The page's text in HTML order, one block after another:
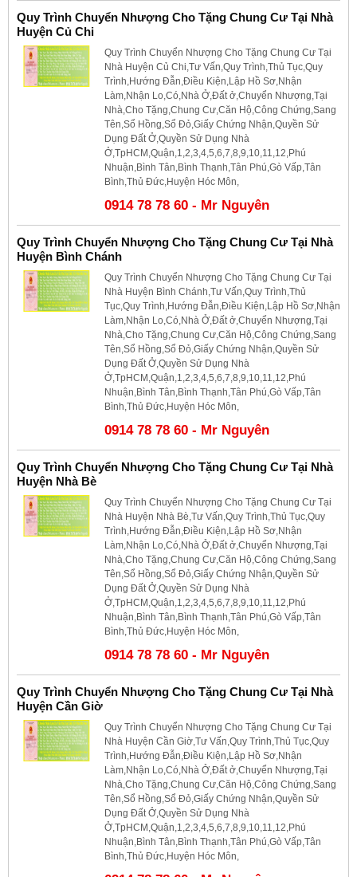
Quy Trình Chuyển Nhượng Cho Tặng Chung Cư Tại Nhà
Huyện Củ Chi
Quy Trình Chuyển Nhượng Cho Tặng Chung Cư Tại
Nhà Huyện Củ Chi,Tư Vấn,Quy Trình,Thủ Tục,Quy
Trình,Hướng Đẫn,Điều Kiện,Lập Hồ Sơ,Nhận
Làm,Nhận Lo,Có,Nhà Ở,Đất ở,Chuyển Nhượng,Tại
Nhà,Cho Tặng,Chung Cư,Căn Hộ,Công Chứng,Sang
Tên,Sổ Hồng,Sổ Đỏ,Giấy Chứng Nhận,Quyền Sử
Dụng Đất Ở,Quyền Sử Dụng Nhà
Ở,TpHCM,Quận,1,2,3,4,5,6,7,8,9,10,11,12,Phú
Nhuận,Bình Tân,Bình Thạnh,Tân Phú,Gò Vấp,Tân
Bình,Thủ Đức,Huyện Hóc Môn,
0914 78 78 60 - Mr Nguyên
Quy Trình Chuyển Nhượng Cho Tặng Chung Cư Tại Nhà
Huyện Bình Chánh
Quy Trình Chuyển Nhượng Cho Tặng Chung Cư Tại
Nhà Huyện Bình Chánh,Tư Vấn,Quy Trình,Thủ
Tục,Quy Trình,Hướng Đẫn,Điều Kiện,Lập Hồ Sơ,Nhận
Làm,Nhận Lo,Có,Nhà Ở,Đất ở,Chuyển Nhượng,Tại
Nhà,Cho Tặng,Chung Cư,Căn Hộ,Công Chứng,Sang
Tên,Sổ Hồng,Sổ Đỏ,Giấy Chứng Nhận,Quyền Sử
Dụng Đất Ở,Quyền Sử Dụng Nhà
Ở,TpHCM,Quận,1,2,3,4,5,6,7,8,9,10,11,12,Phú
Nhuận,Bình Tân,Bình Thạnh,Tân Phú,Gò Vấp,Tân
Bình,Thủ Đức,Huyện Hóc Môn,
0914 78 78 60 - Mr Nguyên
Quy Trình Chuyển Nhượng Cho Tặng Chung Cư Tại Nhà
Huyện Nhà Bè
Quy Trình Chuyển Nhượng Cho Tặng Chung Cư Tại
Nhà Huyện Nhà Bè,Tư Vấn,Quy Trình,Thủ Tục,Quy
Trình,Hướng Đẫn,Điều Kiện,Lập Hồ Sơ,Nhận
Làm,Nhận Lo,Có,Nhà Ở,Đất ở,Chuyển Nhượng,Tại
Nhà,Cho Tặng,Chung Cư,Căn Hộ,Công Chứng,Sang
Tên,Sổ Hồng,Sổ Đỏ,Giấy Chứng Nhận,Quyền Sử
Dụng Đất Ở,Quyền Sử Dụng Nhà
Ở,TpHCM,Quận,1,2,3,4,5,6,7,8,9,10,11,12,Phú
Nhuận,Bình Tân,Bình Thạnh,Tân Phú,Gò Vấp,Tân
Bình,Thủ Đức,Huyện Hóc Môn,
0914 78 78 60 - Mr Nguyên
Quy Trình Chuyển Nhượng Cho Tặng Chung Cư Tại Nhà
Huyện Cần Giờ
Quy Trình Chuyển Nhượng Cho Tặng Chung Cư Tại
Nhà Huyện Cần Giờ,Tư Vấn,Quy Trình,Thủ Tục,Quy
Trình,Hướng Đẫn,Điều Kiện,Lập Hồ Sơ,Nhận
Làm,Nhận Lo,Có,Nhà Ở,Đất ở,Chuyển Nhượng,Tại
Nhà,Cho Tặng,Chung Cư,Căn Hộ,Công Chứng,Sang
Tên,Sổ Hồng,Sổ Đỏ,Giấy Chứng Nhận,Quyền Sử
Dụng Đất Ở,Quyền Sử Dụng Nhà
Ở,TpHCM,Quận,1,2,3,4,5,6,7,8,9,10,11,12,Phú
Nhuận,Bình Tân,Bình Thạnh,Tân Phú,Gò Vấp,Tân
Bình,Thủ Đức,Huyện Hóc Môn,